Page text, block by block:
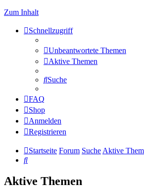
Zum Inhalt
Schnellzugriff
Unbeantwortete Themen
Aktive Themen
Suche
FAQ
Shop
Anmelden
Registrieren
Startseite Forum Suche Aktive
Suche
Aktive Themen